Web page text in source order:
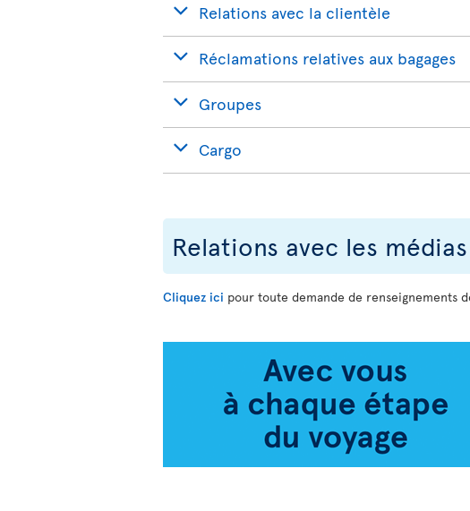
Relations avec la clientèle
Réclamations relatives aux bagages
Groupes
Cargo
Relations avec les médias
Cliquez ici pour toute demande de renseignements